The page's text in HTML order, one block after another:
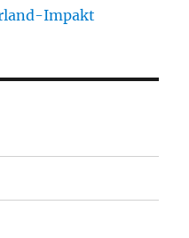
Impakt